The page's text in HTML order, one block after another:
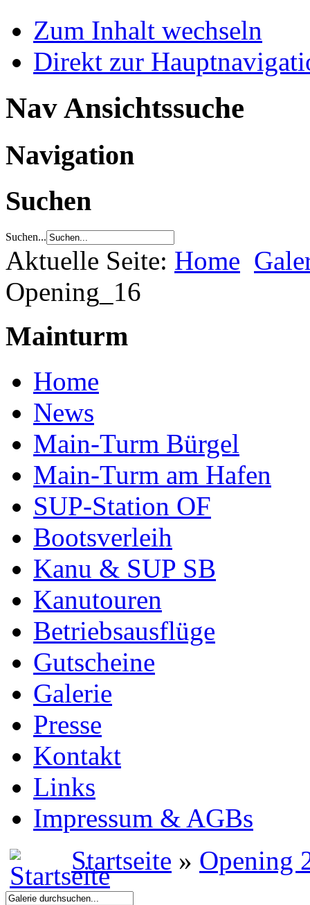
Zum Inhalt wechseln
Direkt zur
Nav Ansichtssuche
Navigation
Suchen
Suchen...
Aktuelle Seite: Home
Opening_16
Mainturm
Home
News
Main-Turm Bürgel
Main-Turm am Hafen
SUP-Station OF
Bootsverleih
Kanu & SUP SB
Kanutouren
Betriebsausflüge
Gutscheine
Galerie
Presse
Kontakt
Links
Impressum & AGBs
Startseite » Opening